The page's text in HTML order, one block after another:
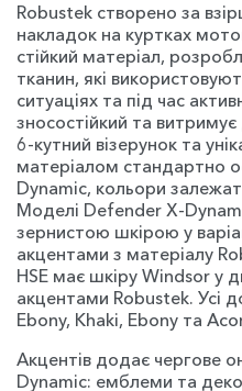
Robustek створено за
накладок на куртках
стійкий матеріал,
тканин, які
ситуаціях та під час
зносостійкий та
6-кутний візерунок та
матеріалом стандартно
Dynamic, кольори
Моделі Defender X-
зернистою шкірою у
акцентами з матеріалу
HSE має шкіру Windsor у
акцентами Robustek. Усі
Ebony, Khaki, Ebony та
Акцентів додає чергове
Dynamic: емблеми та